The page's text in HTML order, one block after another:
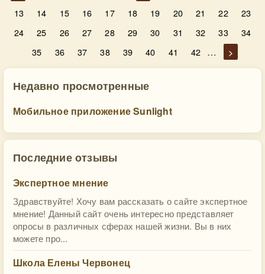
13
14 15 16 17 18 19 20 21 22
23
24
25 26 27 28 29 30 31 32 33
34
35
36 37 38 39 40 41 42 … >
Недавно просмотренные
Мобильное приложение Sunlight
Последние отзывы
Экспертное мнение
Здравствуйте! Хочу вам рассказать о сайте экспертное
мнение! Данный сайт очень интересно представляет
опросы в различных сферах нашей жизни. Вы в них
можете про...
Школа Елены Червонец